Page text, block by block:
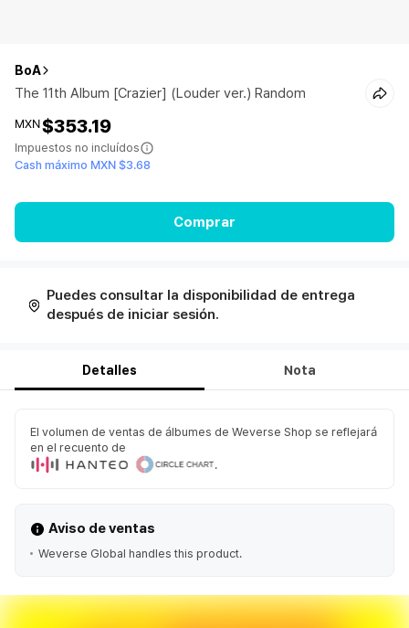
BoA
The 11th Album [Crazier] (Louder ver.) Random
MXN$353.19
Impuestos no incluídos
Cash máximo MXN $3.68
Comprar
Puedes consultar la disponibilidad de entrega
después de iniciar sesión.
Detalles Nota
El volumen de ventas de álbumes de Weverse Shop se reflejará
en el recuento de
.
Aviso de ventas
Weverse Global handles this product.